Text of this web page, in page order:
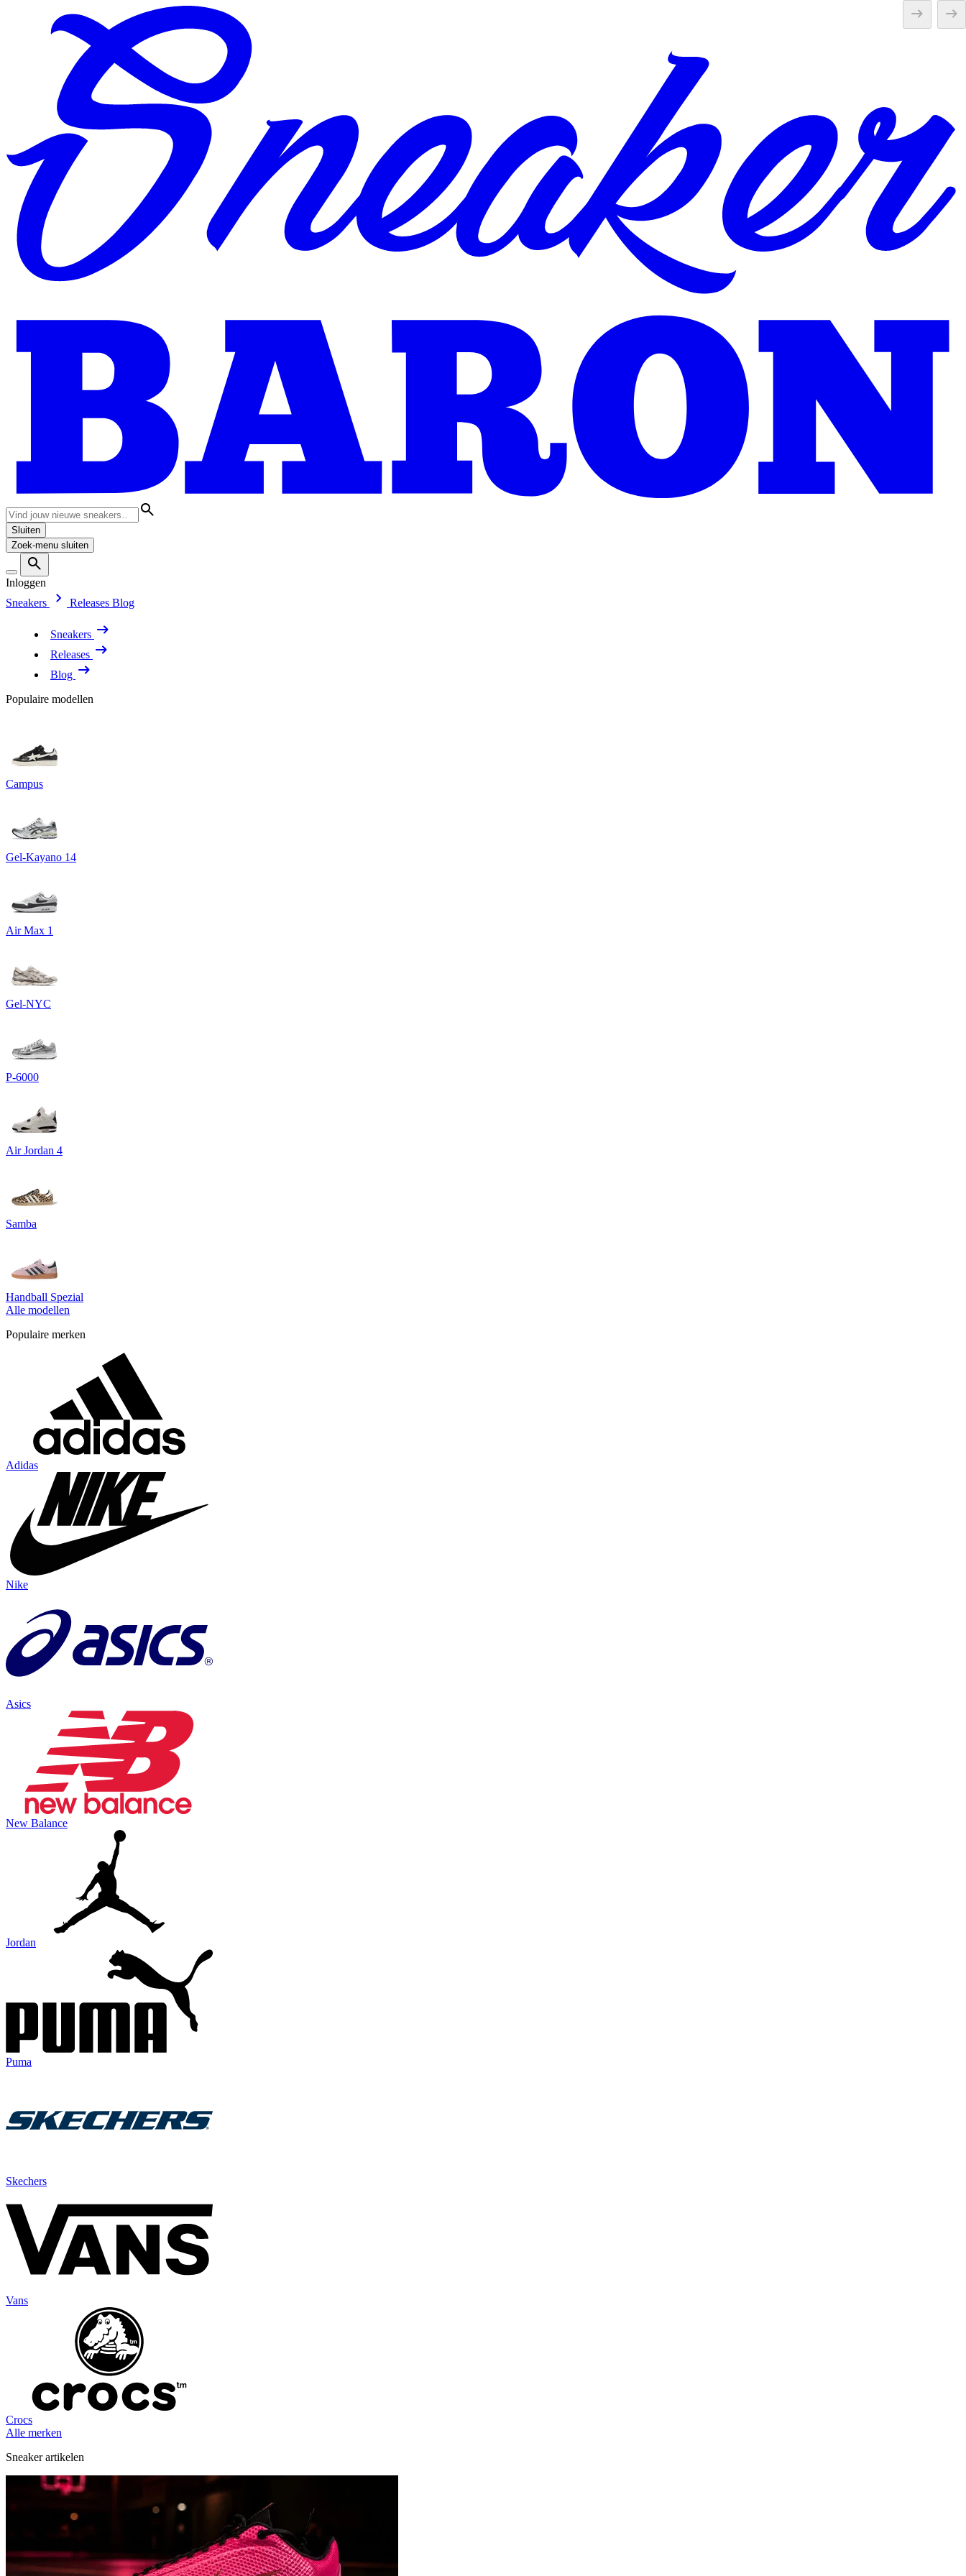
Sluiten
Zoek-menu sluiten
Inloggen
Sneakers
Releases Blog
Sneakers
Releases
Blog
Populaire modellen
Campus
Gel-Kayano 14
Air Max 1
Gel-NYC
P-6000
Air Jordan 4
Samba
Handball Spezial
Alle modellen
Populaire merken
Adidas
Nike
Asics
New Balance
Jordan
Puma
Skechers
Vans
Crocs
Alle merken
Sneaker artikelen